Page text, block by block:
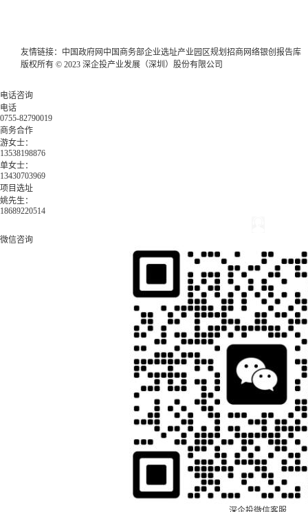
友情链接： 中国政府网 中国商务部企业选址产业园区规划 招商网络银创报告库
版权所有 © 2023 深企投产业发展（深圳）股份有限公司
电话咨询
电话
0755-82790019
商务合作
游女士：
13538198876
单女士：
13430703969
项目选址
姚先生：
18689220514
微信咨询